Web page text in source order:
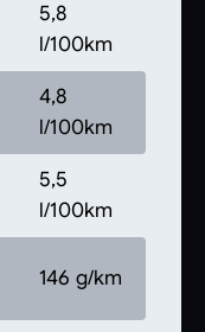
5,8
l/100km
4,8
l/100km
5,5
l/100km
146 g/km